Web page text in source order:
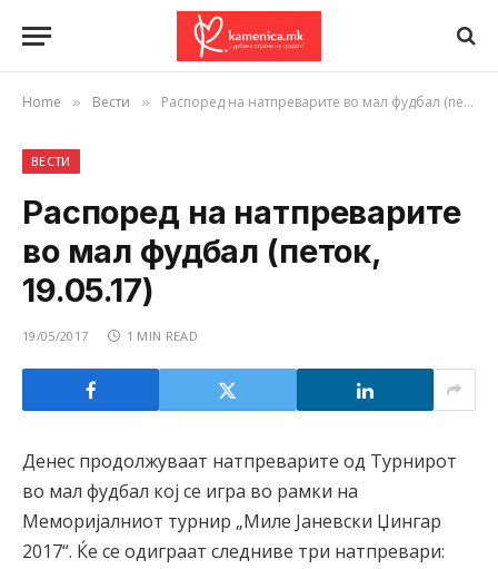
Home » Вести » Распоред на натпреварите во мал фудбал (петок, 19.05.17)
ВЕСТИ
Распоред на натпреварите
во мал фудбал (петок,
19.05.17)
19/05/2017 1 MIN READ
Денес продолжуваат натпреварите од Турнирот
во мал фудбал кој се игра во рамки на
Меморијалниот турнир „Миле Јаневски Џингар
2017“. Ќе се одиграат следниве три натпревари: